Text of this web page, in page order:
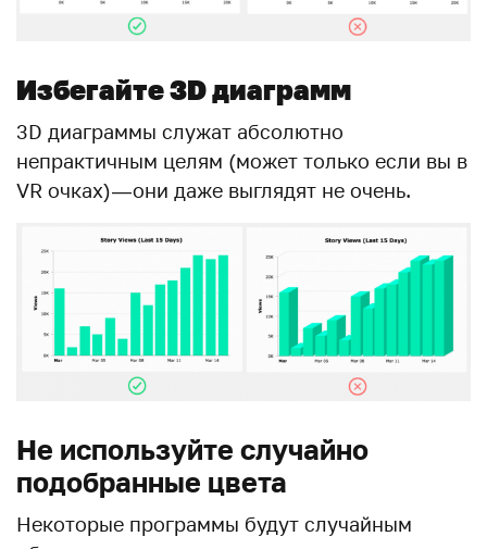
Избегайте 3Dдиаграмм
3D диаграммы служат абсолютно
непрактичным целям (может только если вы в
VR очках) — они даже выглядят не очень.
Не используйте случайно
подобранные цвета
Некоторые программы будут случайным